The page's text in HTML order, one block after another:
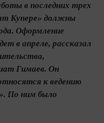
в последних трех
Купере» должны
Оформление
в апреле, рассказал
Гимаев. Он
к ведению
По ним было